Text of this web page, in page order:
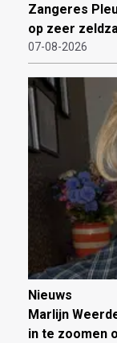
Zangeres
op zeer
07-08-2026
Nieuws
Marlijn
in te zoomen